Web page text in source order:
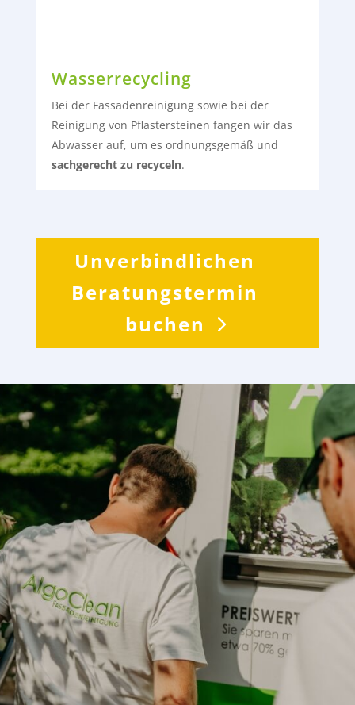
Wasserrecycling
Bei der Fassadenreinigung sowie bei der
Reinigung von Pflastersteinen fangen wir das
Abwasser auf, um es ordnungsgemäß und
sachgerecht zu recyceln.
Unverbindlichen
Beratungstermin
buchen
Peter Wilms
Unser Haus mit WDVS System ist gerade
einmal 8 Jahre alt und bereits stark von Algen
befallen. Ein Neuanstrich kam für uns nicht
infrage, da wir extra eine teure Fassadenfarbe
beim Bau des Hauses benutzt hatten. Das
System hat hervorragend funktioniert. Der
unschöne Schleier an Algen ist komplett entfernt
worden und das Haus sieht wieder aus wie neu.
Alles war innerhalb von einem Tag erledigt.
Vielen Dank an die Firma AlgoClean für dieses
superErgebnis.“